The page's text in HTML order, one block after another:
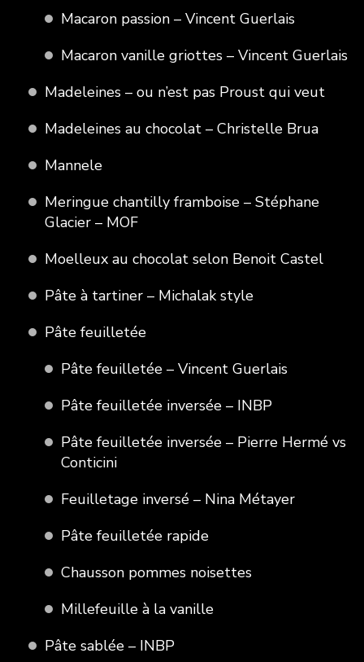
Macaron passion – Vincent Guerlais
Macaron vanille griottes – Vincent Guerlais
Madeleines – ou n’est pas Proust qui veut
Madeleines au chocolat – Christelle Brua
Mannele
Meringue chantilly framboise – Stéphane
Glacier – MOF
Moelleux au chocolat selon Benoit Castel
Pâte à tartiner – Michalak style
Pâte feuilletée
Pâte feuilletée – Vincent Guerlais
Pâte feuilletée inversée – INBP
Pâte feuilletée inversée – Pierre Hermé vs
Conticini
Feuilletage inversé – Nina Métayer
Pâte feuilletée rapide
Chausson pommes noisettes
Millefeuille à la vanille
Pâte sablée – INBP